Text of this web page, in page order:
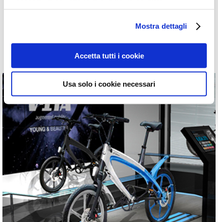
Mostra dettagli
Accetta tutti i cookie
Usa solo i cookie necessari